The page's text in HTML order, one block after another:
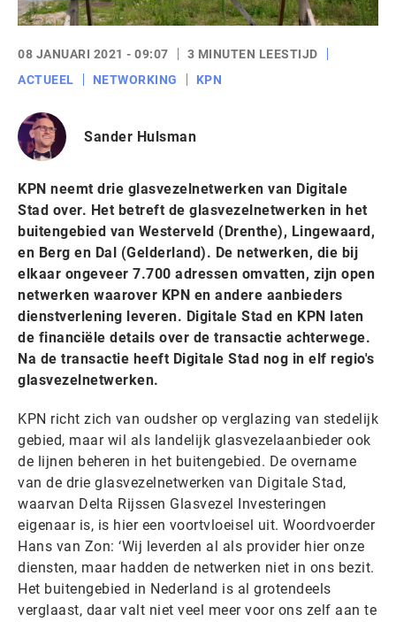
08 JANUARI 2021 - 09:07
3 MINUTEN LEESTIJD
ACTUEEL
NETWORKING KPN
Sander Hulsman
KPN neemt drie glasvezelnetwerken van Digitale
Stad over. Het betreft de glasvezelnetwerken in het
buitengebied van Westerveld (Drenthe), Lingewaard,
en Berg en Dal (Gelderland). De netwerken, die bij
elkaar ongeveer 7.700 adressen omvatten, zijn open
netwerken waarover KPN en andere aanbieders
dienstverlening leveren. Digitale Stad en KPN laten
de financiële details over de transactie achterwege.
Na de transactie heeft Digitale Stad nog in elf regio's
glasvezelnetwerken.
KPN richt zich van oudsher op verglazing van stedelijk
gebied, maar wil als landelijk glasvezelaanbieder ook
de lijnen beheren in het buitengebied. De overname
van de drie glasvezelnetwerken van Digitale Stad,
waarvan Delta Rijssen Glasvezel Investeringen
eigenaar is, is hier een voortvloeisel uit. Woordvoerder
Hans van Zon: ‘Wij leverden al als provider hier onze
diensten, maar hadden de netwerken niet in ons bezit.
Het buitengebied in Nederland is al grotendeels
verglaast, daar valt niet veel meer voor ons zelf aan te